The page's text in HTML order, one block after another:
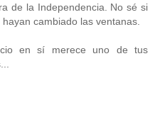
de la Independencia. No sé si
cambiado las ventanas.
en sí merece uno de tus